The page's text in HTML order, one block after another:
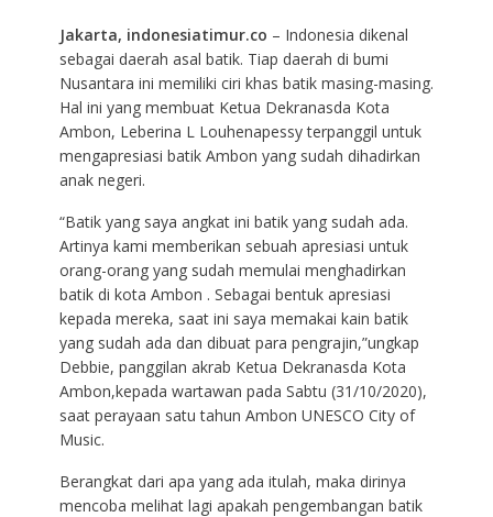
Jakarta, indonesiatimur.co – Indonesia dikenal
sebagai daerah asal batik. Tiap daerah di bumi
Nusantara ini memiliki ciri khas batik masing-masing.
Hal ini yang membuat Ketua Dekranasda Kota
Ambon, Leberina L Louhenapessy terpanggil untuk
mengapresiasi batik Ambon yang sudah dihadirkan
anak negeri.
“Batik yang saya angkat ini batik yang sudah ada.
Artinya kami memberikan sebuah apresiasi untuk
orang-orang yang sudah memulai menghadirkan
batik di kota Ambon . Sebagai bentuk apresiasi
kepada mereka, saat ini saya memakai kain batik
yang sudah ada dan dibuat para pengrajin,”ungkap
Debbie, panggilan akrab Ketua Dekranasda Kota
Ambon,kepada wartawan pada Sabtu (31/10/2020),
saat perayaan satu tahun Ambon UNESCO City of
Music.
Berangkat dari apa yang ada itulah, maka dirinya
mencoba melihat lagi apakah pengembangan batik